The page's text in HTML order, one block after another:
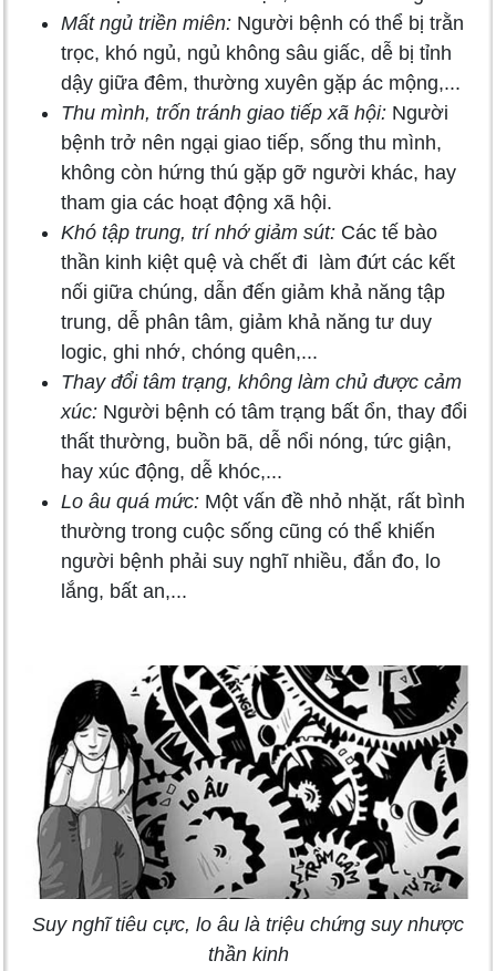
Mất ngủ triền miên: Người bệnh có thể bị trằn
trọc, khó ngủ, ngủ không sâu giấc, dễ bị tỉnh
dậy giữa đêm, thường xuyên gặp ác mộng,...
Thu mình, trốn tránh giao tiếp xã hội: Người
bệnh trở nên ngại giao tiếp, sống thu mình,
không còn hứng thú gặp gỡ người khác, hay
tham gia các hoạt động xã hội.
Khó tập trung, trí nhớ giảm sút: Các tế bào
thần kinh kiệt quệ và chết đi làm đứt các kết
nối giữa chúng, dẫn đến giảm khả năng tập
trung, dễ phân tâm, giảm khả năng tư duy
logic, ghi nhớ, chóng quên,...
Thay đổi tâm trạng, không làm chủ được cảm
xúc: Người bệnh có tâm trạng bất ổn, thay đổi
thất thường, buồn bã, dễ nổi nóng, tức giận,
hay xúc động, dễ khóc,...
Lo âu quá mức: Một vấn đề nhỏ nhặt, rất bình
thường trong cuộc sống cũng có thể khiến
người bệnh phải suy nghĩ nhiều, đắn đo, lo
lắng, bất an,...
Suy nghĩ tiêu cực, lo âu là triệu chứng suy nhược
thần kinh